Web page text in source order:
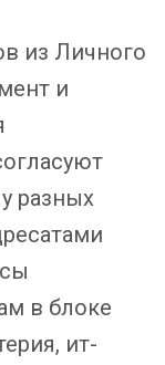
из Личного
и
разных
в блоке
ит-